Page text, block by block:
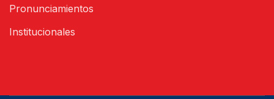
Pronunciamientos
Institucionales